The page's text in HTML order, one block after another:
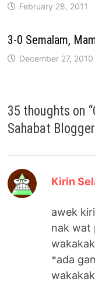
February 28, 2011
3-0 Semalam,
December 27, 2010
35 thoughts on “
Sahabat
Kirin
awek
nak wat
*ada